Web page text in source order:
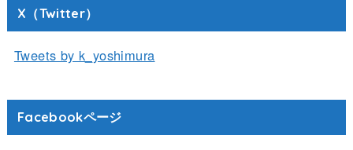
X（Twitter）
Tweets by k_yoshimura
Facebookページ